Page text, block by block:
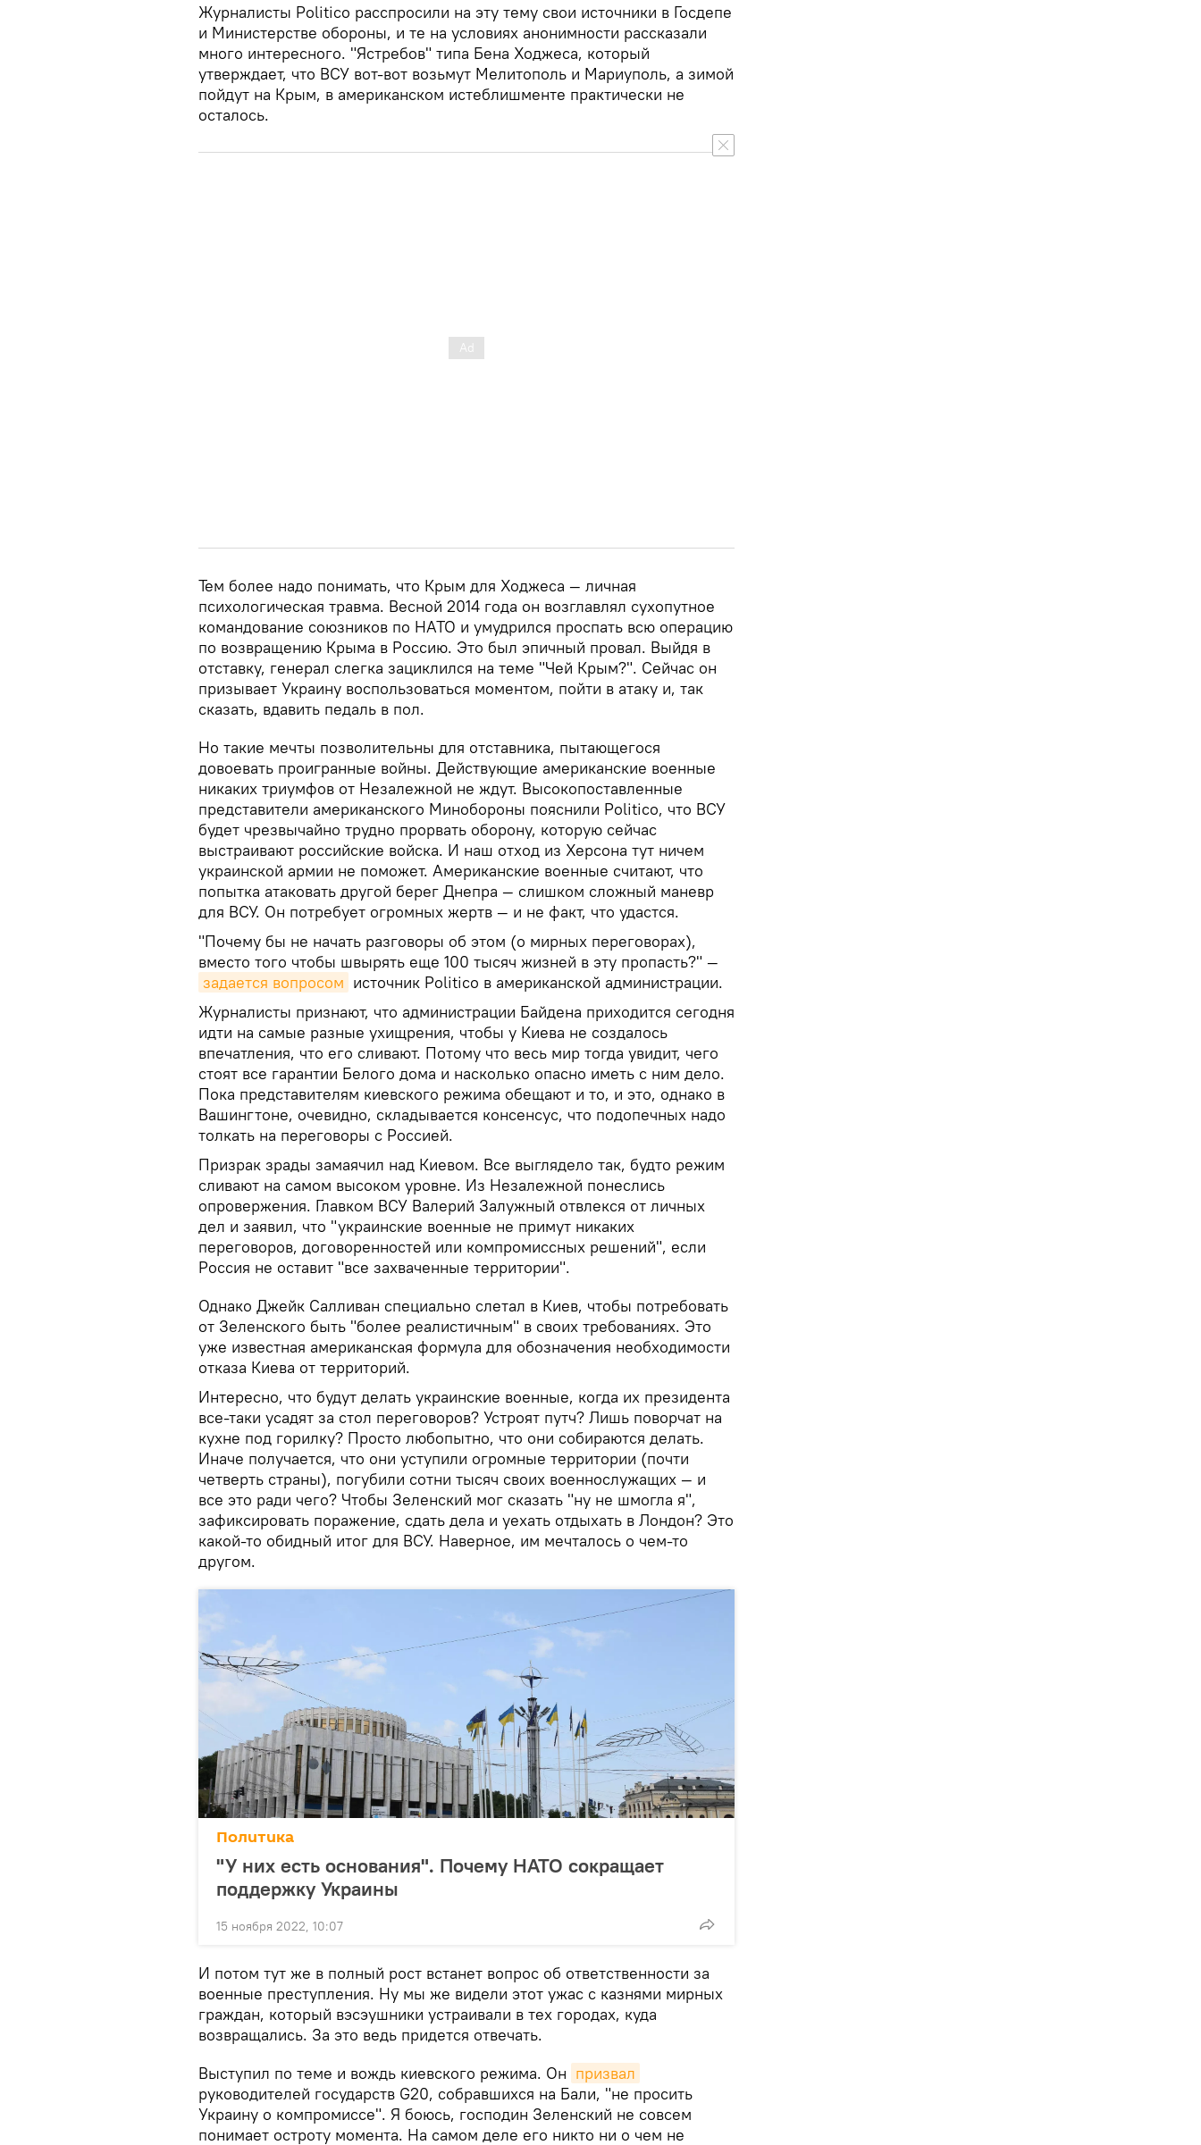
Журналисты Politico расспросили на эту тему свои источники в Госдепе
и Министерстве обороны, и те на условиях анонимности рассказали
много интересного. "Ястребов" типа Бена Ходжеса, который
утверждает, что ВСУ вот-вот возьмут Мелитополь и Мариуполь, а зимой
пойдут на Крым, в американском истеблишменте практически не
осталось.
Тем более надо понимать, что Крым для Ходжеса — личная
психологическая травма. Весной 2014 года он возглавлял сухопутное
командование союзников по НАТО и умудрился проспать всю операцию
по возвращению Крыма в Россию. Это был эпичный провал. Выйдя в
отставку, генерал слегка зациклился на теме "Чей Крым?". Сейчас он
призывает Украину воспользоваться моментом, пойти в атаку и, так
сказать, вдавить педаль в пол.
Но такие мечты позволительны для отставника, пытающегося
довоевать проигранные войны. Действующие американские военные
никаких триумфов от Незалежной не ждут. Высокопоставленные
представители американского Минобороны пояснили Politico, что ВСУ
будет чрезвычайно трудно прорвать оборону, которую сейчас
выстраивают российские войска. И наш отход из Херсона тут ничем
украинской армии не поможет. Американские военные считают, что
попытка атаковать другой берег Днепра — слишком сложный маневр
для ВСУ. Он потребует огромных жертв — и не факт, что удастся.
"Почему бы не начать разговоры об этом (о мирных переговорах),
вместо того чтобы швырять еще 100 тысяч жизней в эту пропасть?" —
задается вопросом источник Politico в американской администрации.
Журналисты признают, что администрации Байдена приходится сегодня
идти на самые разные ухищрения, чтобы у Киева не создалось
впечатления, что его сливают. Потому что весь мир тогда увидит, чего
стоят все гарантии Белого дома и насколько опасно иметь с ним дело.
Пока представителям киевского режима обещают и то, и это, однако в
Вашингтоне, очевидно, складывается консенсус, что подопечных надо
толкать на переговоры с Россией.
Призрак зрады замаячил над Киевом. Все выглядело так, будто режим
сливают на самом высоком уровне. Из Незалежной понеслись
опровержения. Главком ВСУ Валерий Залужный отвлекся от личных
дел и заявил, что "украинские военные не примут никаких
переговоров, договоренностей или компромиссных решений", если
Россия не оставит "все захваченные территории".
Однако Джейк Салливан специально слетал в Киев, чтобы потребовать
от Зеленского быть "более реалистичным" в своих требованиях. Это
уже известная американская формула для обозначения необходимости
отказа Киева от территорий.
Интересно, что будут делать украинские военные, когда их президента
все-таки усадят за стол переговоров? Устроят путч? Лишь поворчат на
кухне под горилку? Просто любопытно, что они собираются делать.
Иначе получается, что они уступили огромные территории (почти
четверть страны), погубили сотни тысяч своих военнослужащих — и
все это ради чего? Чтобы Зеленский мог сказать "ну не шмогла я",
зафиксировать поражение, сдать дела и уехать отдыхать в Лондон? Это
какой-то обидный итог для ВСУ. Наверное, им мечталось о чем-то
другом.
Политика
"У них есть основания". Почему НАТО сокращает
поддержку Украины
15 ноября 2022, 10:07
И потом тут же в полный рост встанет вопрос об ответственности за
военные преступления. Ну мы же видели этот ужас с казнями мирных
граждан, который вэсэушники устраивали в тех городах, куда
возвращались. За это ведь придется отвечать.
Выступил по теме и вождь киевского режима. Он призвал
руководителей государств G20, собравшихся на Бали, "не просить
Украину о компромиссе". Я боюсь, господин Зеленский не совсем
понимает остроту момента. На самом деле его никто ни о чем не